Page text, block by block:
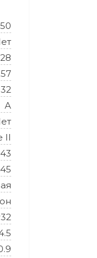
50
32
A
II